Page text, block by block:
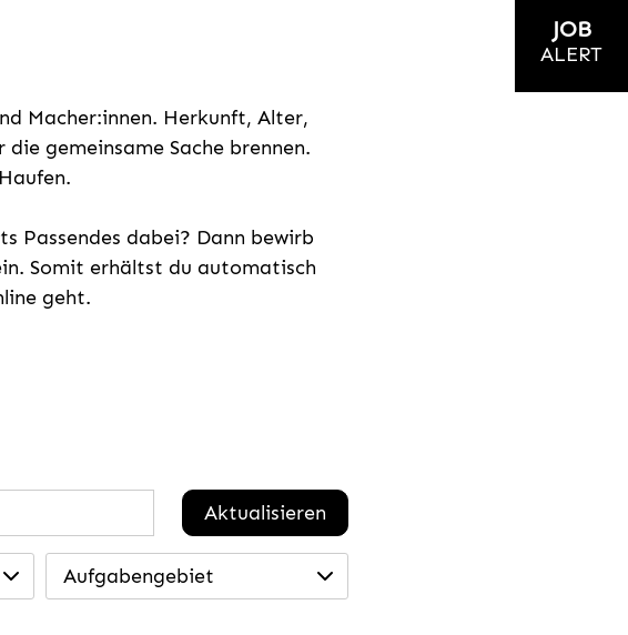
Macher:innen. Herkunft, Alter,
gemeinsame Sache brennen.
Passendes dabei? Dann bewirb
Somit erhältst du automatisch
geht.
Aktualisieren
Aufgabengebiet
JOB
ALERT